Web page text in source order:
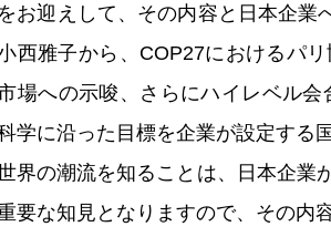
お迎えして、その内容と日本企業
西雅子から、COP27におけるパ
場への示唆、さらにハイレベル
学に沿った目標を企業が設定する
界の潮流を知ることは、日本企業
要な知見となりますので、その内